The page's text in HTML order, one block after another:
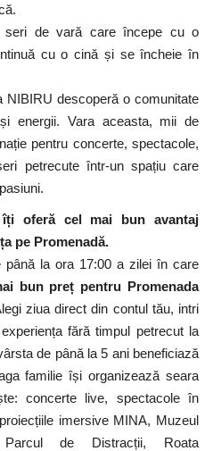
seri de vară care începe cu o
cu o cină și se încheie în
NIBIRU descoperă o comunitate
energii. Vara aceasta, mii de
pentru concerte, spectacole,
petrecute într-un spațiu care
oferă cel mai bun avantaj
pe Promenadă.
până la ora 17:00 a zilei în care
bun preț pentru Promenada
ziua direct din contul tău, intri
fără timpul petrecut la
de până la 5 ani beneficiază
familie își organizează seara
concerte live, spectacole în
imersive MINA, Muzeul
Parcul de Distracții, Roata